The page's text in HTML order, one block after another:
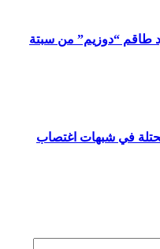
طاقم “دوزيم” من سبتة
في شبهات اغتصاب